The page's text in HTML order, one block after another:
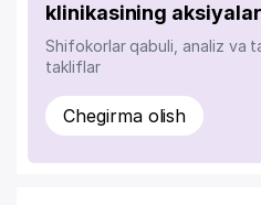
klinikasining
Shifokorlar qabuli, analiz va
takliflar
Chegirma olish